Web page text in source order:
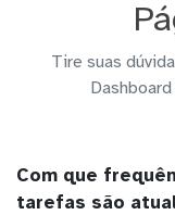
Tire suas
Com que
tarefas são